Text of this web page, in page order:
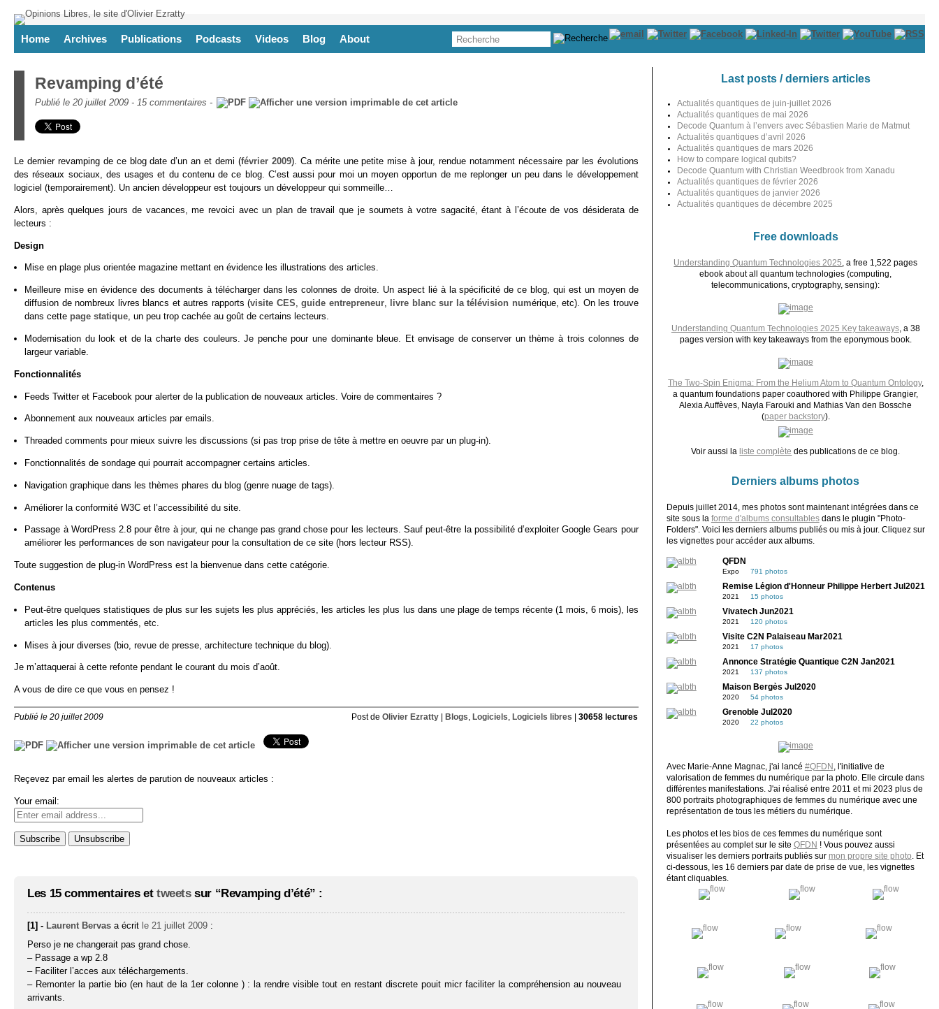
Home Archives Publications Podcasts Videos Blog About
Revamping d’été
Publié le 20 juillet 2009 - 15 commentaires -
Le dernier revamping de ce blog date d’un an et demi (février 2009). Ca mérite une petite mise à jour, rendue notamment nécessaire par les évolutions
des réseaux sociaux, des usages et du contenu de ce blog. C’est aussi pour moi un moyen opportun de me replonger un peu dans le développement
logiciel (temporairement). Un ancien développeur est toujours un développeur qui sommeille…
Alors, après quelques jours de vacances, me revoici avec un plan de travail que je soumets à votre sagacité, étant à l’écoute de vos désiderata de
lecteurs :
Design
Mise en plage plus orientée magazine mettant en évidence les illustrations des articles.
Meilleure mise en évidence des documents à télécharger dans les colonnes de droite. Un aspect lié à la spécificité de ce blog, qui est un moyen de
diffusion de nombreux livres blancs et autres rapports (visite CES,guide entrepreneur, livre blanc sur la télévision numérique, etc). On les trouve
dans cette page statique, un peu trop cachée au goût de certains lecteurs.
Modernisation du look et de la charte des couleurs. Je penche pour une dominante bleue. Et envisage de conserver un thème à trois colonnes de
largeur variable.
Fonctionnalités
Feeds Twitter et Facebook pour alerter de la publication de nouveaux articles. Voire de commentaires ?
Abonnement aux nouveaux articles par emails.
Threaded comments pour mieux suivre les discussions (si pas trop prise de tête à mettre en oeuvre par un plug-in).
Fonctionnalités de sondage qui pourrait accompagner certains articles.
Navigation graphique dans les thèmes phares du blog (genre nuage de tags).
Améliorer la conformité W3C et l’accessibilité du site.
Passage à WordPress 2.8 pour être à jour, qui ne change pas grand chose pour les lecteurs. Sauf peut-être la possibilité d’exploiter Google Gears pour
améliorer les performances de son navigateur pour la consultation de ce site (hors lecteur RSS).
Toute suggestion de plug-in WordPress est la bienvenue dans cette catégorie.
Contenus
Peut-être quelques statistiques de plus sur les sujets les plus appréciés, les articles les plus lus dans une plage de temps récente (1 mois, 6 mois), les
articles les plus commentés, etc.
Mises à jour diverses (bio, revue de presse, architecture technique du blog).
Je m’attaquerai à cette refonte pendant le courant du mois d’août.
A vous de dire ce que vous en pensez !
Publié le 20 juillet 2009 Post de Olivier Ezratty| Blogs Logiciels Logiciels libres 30658 lectures
Reçevez par email les alertes de parution de nouveaux articles :
Your email:
Les 15 commentaires et tweetssur “Revamping d’été” :
[1] - Laurent Bervas a écrit le 21 juillet 2009 :
Perso je ne changerait pas grand chose.
– Passage a wp 2.8
– Faciliter l’acces aux téléchargements.
– Remonter la partie bio (en haut de la 1er colonne ) : la rendre visible tout en restant discrete pouit micr faciliter la compréhension au nouveau
arrivants.
Last posts / derniers articles
Actualités quantiques de juin-juillet 2026
Actualités quantiques de mai 2026
Decode Quantum à l’envers avec Sébastien Marie de Matmut
Actualités quantiques d’avril 2026
Actualités quantiques de mars 2026
How to compare logical qubits?
Decode Quantum with Christian Weedbrook from Xanadu
Actualités quantiques de février 2026
Actualités quantiques de janvier 2026
Actualités quantiques de décembre 2025
Free downloads
Understanding Quantum Technologies 2025 , a free 1,522 pages
ebook about all quantum technologies (computing,
telecommunications, cryptography, sensing):
Understanding Quantum Technologies 2025 Key takeaways, a 38
pages version with key takeaways from the eponymous book.
The Two-Spin Enigma: From the Helium Atom to Quantum Ontology,
a quantum foundations paper coauthored with Philippe Grangier,
Alexia Auffèves, Nayla Farouki and Mathias Van den Bossche
(paper backstory).
Voir aussi la liste complète des publications de ce blog.
Derniers albums photos
Depuis juillet 2014, mes photos sont maintenant intégrées dans ce
site sous la forme d'albums consultablesdans le plugin "Photo-
Folders". Voici les derniers albums publiés ou mis à jour. Cliquez sur
les vignettes pour accéder aux albums.
QFDN
Expo 791 photos
Remise Légion d'Honneur Philippe Herbert Jul2021
2021 15 photos
Vivatech Jun2021
2021 120 photos
Visite C2N Palaiseau Mar2021
2021 17 photos
Annonce Stratégie Quantique C2N Jan2021
2021 137 photos
Maison Bergès Jul2020
2020 54 photos
Grenoble Jul2020
2020 22 photos
Avec Marie-Anne Magnac, j'ai lancé #QFDN
, l'initiative de
valorisation de femmes du numérique par la photo. Elle circule dans
différentes manifestations. J'ai réalisé entre 2011 et mi 2023 plus de
800 portraits photographiques de femmes du numérique avec une
représentation de tous les métiers du numérique.
Les photos et les bios de ces femmes du numérique sont
présentées au complet sur le site QFDN ! Vous pouvez aussi
visualiser les derniers portraits publiés sur mon propre site photo . Et
ci-dessous, les 16 derniers par date de prise de vue, les vignettes
étant cliquables.